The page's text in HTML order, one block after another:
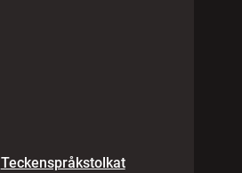
Teckenspråkstolkat